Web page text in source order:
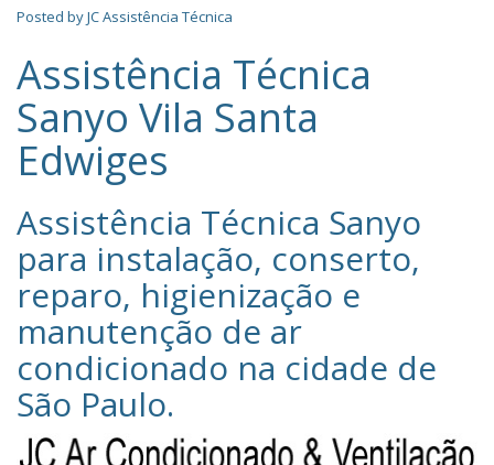
Posted byJC Assistência Técnica
Assistência Técnica
Sanyo Vila Santa
Edwiges
Assistência Técnica Sanyo‎
para instalação, conserto,
reparo, higienização e
manutenção de ar
condicionado na cidade de
São Paulo.